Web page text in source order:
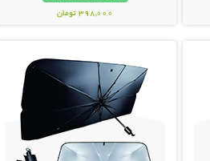
398,000 تومان